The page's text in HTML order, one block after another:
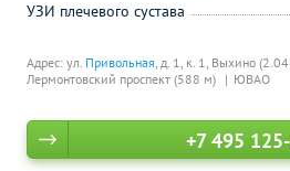
Адрес: ул. Привольная, д. 1, к. 1, Выхино
Лермонтовский проспект (588 м)
ЮВАО
УЗИ плечевого сустава
+7 495